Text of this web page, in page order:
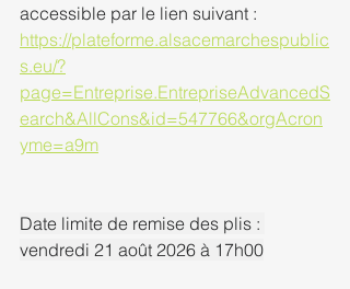
accessible par le lien suivant :
https://plateforme.alsacemarchespublic
s.eu/?
page=Entreprise.EntrepriseAdvancedS
earch&AllCons&id=547766&orgAcron
yme=a9m
Date limite de remise des plis :
vendredi 21 août 2026 à 17h00